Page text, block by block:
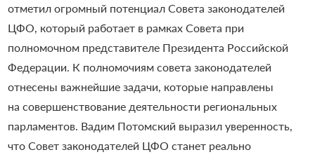
отметил огромный потенциал Совета законодателей
ЦФО, который работает в рамках Совета при
полномочном представителе Президента Российской
Федерации. К полномочиям совета законодателей
отнесены важнейшие задачи, которые направлены
на совершенствование деятельности региональных
парламентов. Вадим Потомский выразил уверенность,
что Совет законодателей ЦФО станет реально